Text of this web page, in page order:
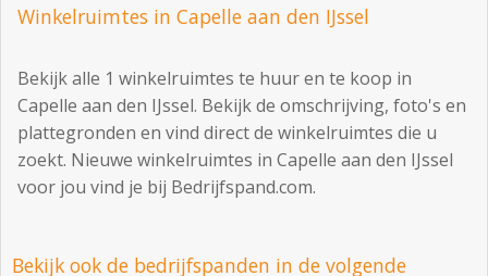
Login
Winkelruimtes in Capelle aan den IJssel
Bekijk alle 1 winkelruimtes te huur en te koop in
Capelle aan den IJssel. Bekijk de omschrijving, foto's en
plattegronden en vind direct de winkelruimtes die u
zoekt. Nieuwe winkelruimtes in Capelle aan den IJssel
voor jou vind je bij Bedrijfspand.com.
Bekijk ook de bedrijfspanden in de volgende